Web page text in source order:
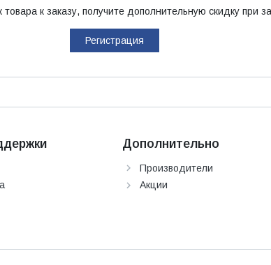
к заказу, получите дополнительную скидку при
Регистрация
Дополнительно
Производители
Акции